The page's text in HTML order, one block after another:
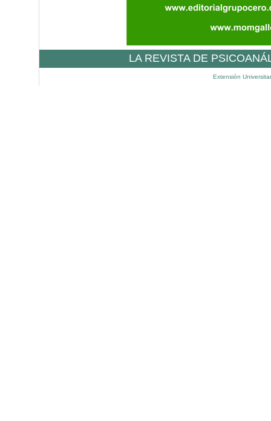
LA REVISTA DE
Extensión